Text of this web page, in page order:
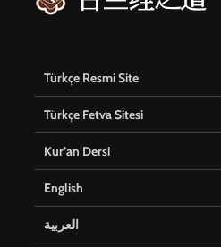
Türkçe Resmi Site
Türkçe Fetva Sitesi
Kur’an Dersi
English
العربية